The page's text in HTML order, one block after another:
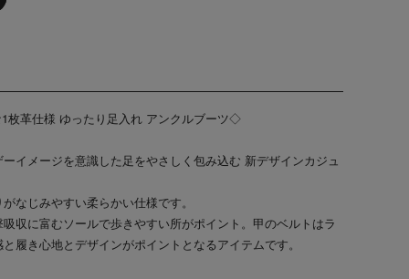
革仕様 ゆったり足入れ アンクルブーツ◇
イメージを意識した足をやさしく包み込む 新デザインカジュ
なじみやすい柔らかい仕様です。
収に富むソールで歩きやすい所がポイント。甲のベルトはラ
履き心地とデザインがポイントとなるアイテムです。